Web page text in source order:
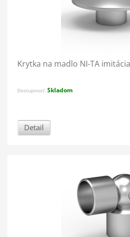
Krytka na madlo NI-TA
Dostupnosť: Skladom
Detail